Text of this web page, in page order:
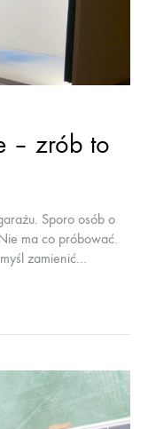
– zrób to
Sporo osób o
ma co próbować.
zamienić…